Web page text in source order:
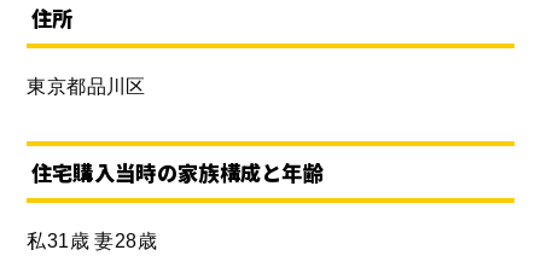
住所
東京都品川区
住宅購入当時の家族構成と年齢
私31歳 妻28歳